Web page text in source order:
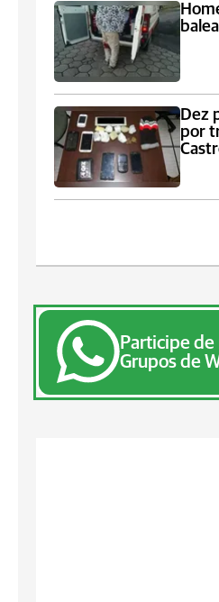
Dez
por
Participe de
Grupos de